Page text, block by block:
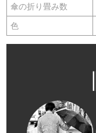
傘の折り畳み数
色